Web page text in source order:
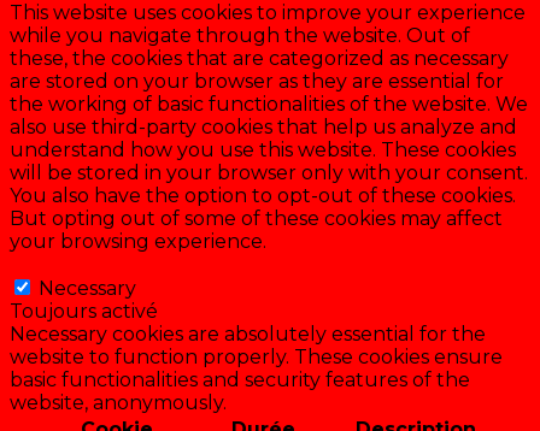
This website uses cookies to improve your experience
while you navigate through the website. Out of
these, the cookies that are categorized as necessary
are stored on your browser as they are essential for
the working of basic functionalities of the website. We
also use third-party cookies that help us analyze and
understand how you use this website. These cookies
will be stored in your browser only with your consent.
You also have the option to opt-out of these cookies.
But opting out of some of these cookies may affect
your browsing experience.
Necessary
Toujours activé
Necessary cookies are absolutely essential for the
website to function properly. These cookies ensure
basic functionalities and security features of the
website, anonymously.